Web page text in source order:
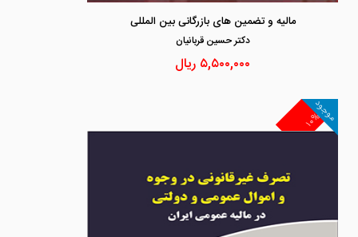
مالیه و تضمین های بازرگانی بین المللی
دكتر حسين قربانيان
۵,۵۰۰,۰۰۰ ریال
۱۰%
موجود